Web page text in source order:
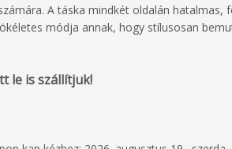
A táska mindkét oldalán hatalmas,
módja annak, hogy stílusosan
le is szállítjuk!